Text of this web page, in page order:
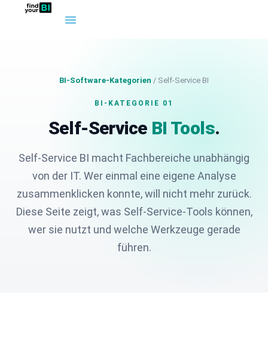
BI-Software-Kategorien / Self-Service BI
BI-KATEGORIE 01
Self-Service BI Tools.
Self-Service BI macht Fachbereiche unabhängig
von der IT. Wer einmal eine eigene Analyse
zusammenklicken konnte, will nicht mehr zurück.
Diese Seite zeigt, was Self-Service-Tools können,
wer sie nutzt und welche Werkzeuge gerade
führen.